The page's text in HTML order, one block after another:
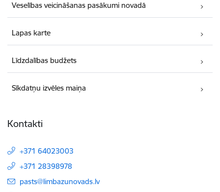
Veselības veicināšanas pasākumi novadā
Lapas karte
Līdzdalības budžets
Sīkdatņu izvēles maiņa
Kontakti
+371 64023003
+371 28398978
E-pasts:
pasts@limbazunovads.lv